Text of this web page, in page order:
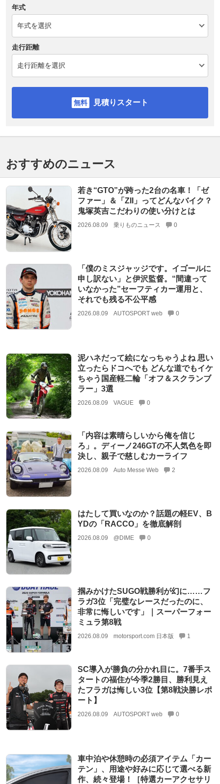
年式
走行距離
見積りスタート
おすすめのニュース
若き“GTO”が跨った2台の名車！「ゼ
ファー」＆「ZII」ってどんなバイク？
鬼塚英吉こだわりの使い分けとは
2026.08.09 乗りものニュース 0
「僕のミスジャッジです。イゴールに
申し訳ない」と伊沢監督。“間違って
いなかった”セーフティカー運用と、
それでも残る不公平感
2026.08.09 AUTOSPORT web 0
泥ハネだって絵になっちゃうよね 思い
立ったらドコへでも どんな道でもイケ
ちゃう国産軽二輪「オフ＆スクランブ
ラー」3選
2026.08.09 VAGUE 0
「内容は素晴らしいから俺を信じ
ろ」。ディーノ246GTの不人気色を即
決し、親子で慈しむカーライフ
2026.08.09 Auto Messe Web 2
はたして買いなのか？話題の軽EV、B
YDの「RACCO」を徹底解剖
2026.08.09 @DIME 0
掴みかけたSUGO戦勝利が幻に……フ
ラガ3位「完璧なレースだったのに、
非常に悔しいです」｜スーパーフォー
ミュラ第8戦
2026.08.09 motorsport.com 日本版 1
SC導入が勝負の分かれ目に。7番手ス
タートの福住が今季2勝目、勝利見え
たフラガは悔しい3位【第8戦決勝レポ
ート】
2026.08.09 AUTOSPORT web 0
車中泊や休憩時の必須アイテム「カー
テン」、用途や好みに応じて選べる新
作、続々登場！［特選カーアクセサリ